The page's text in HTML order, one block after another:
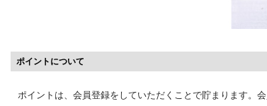
ポイントについて
ポイントは、会員登録をしていただくことで貯まります。